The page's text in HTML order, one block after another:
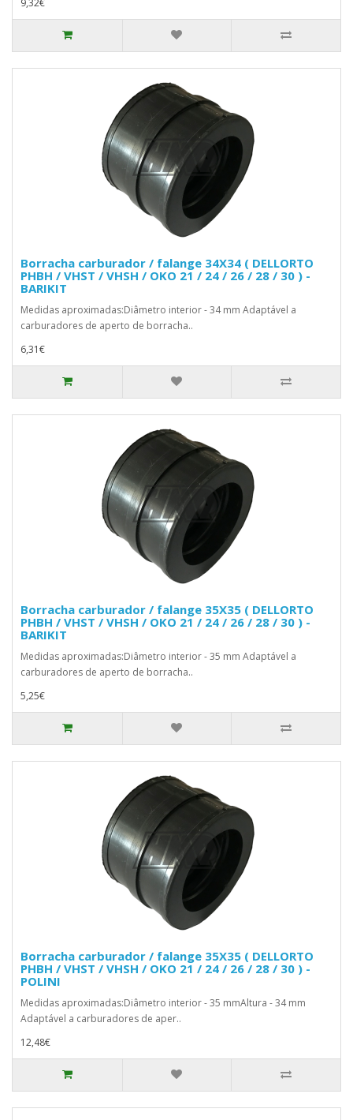
9,32€
Borracha carburador / falange 34X34 ( DELLORTO
PHBH / VHST / VHSH / OKO 21 / 24 / 26 / 28 / 30 ) -
BARIKIT
Medidas aproximadas:Diâmetro interior - 34 mm Adaptável a
carburadores de aperto de borracha..
6,31€
Borracha carburador / falange 35X35 ( DELLORTO
PHBH / VHST / VHSH / OKO 21 / 24 / 26 / 28 / 30 ) -
BARIKIT
Medidas aproximadas:Diâmetro interior - 35 mm Adaptável a
carburadores de aperto de borracha..
5,25€
Borracha carburador / falange 35X35 ( DELLORTO
PHBH / VHST / VHSH / OKO 21 / 24 / 26 / 28 / 30 ) -
POLINI
Medidas aproximadas:Diâmetro interior - 35 mmAltura - 34 mm
Adaptável a carburadores de aper..
12,48€